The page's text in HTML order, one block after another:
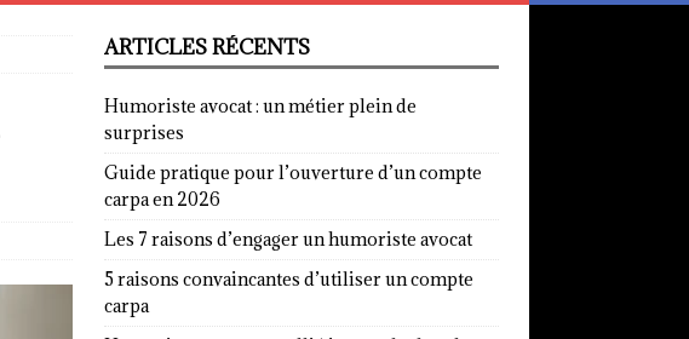
ARTICLES RÉCENTS
Humoriste avocat : un métier plein de
surprises
Guide pratique pour l’ouverture d’un compte
carpa en 2026
Les 7 raisons d’engager un humoriste avocat
5 raisons convaincantes d’utiliser un compte
carpa